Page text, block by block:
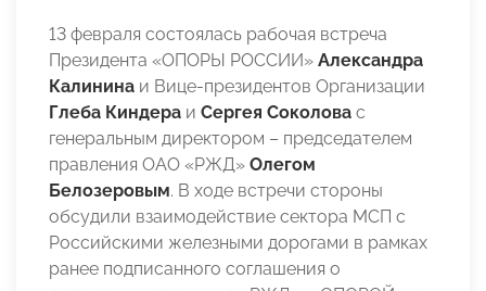
13 февраля состоялась рабочая встреча
Президента «ОПОРЫ РОССИИ» Александра
Калинина и Вице-президентов Организации
Глеба Киндера и Сергея Соколова с
генеральным директором – председателем
правления ОАО «РЖД» Олегом
Белозеровым. В ходе встречи стороны
обсудили взаимодействие сектора МСП с
Российскими железными дорогами в рамках
ранее подписанного соглашения о